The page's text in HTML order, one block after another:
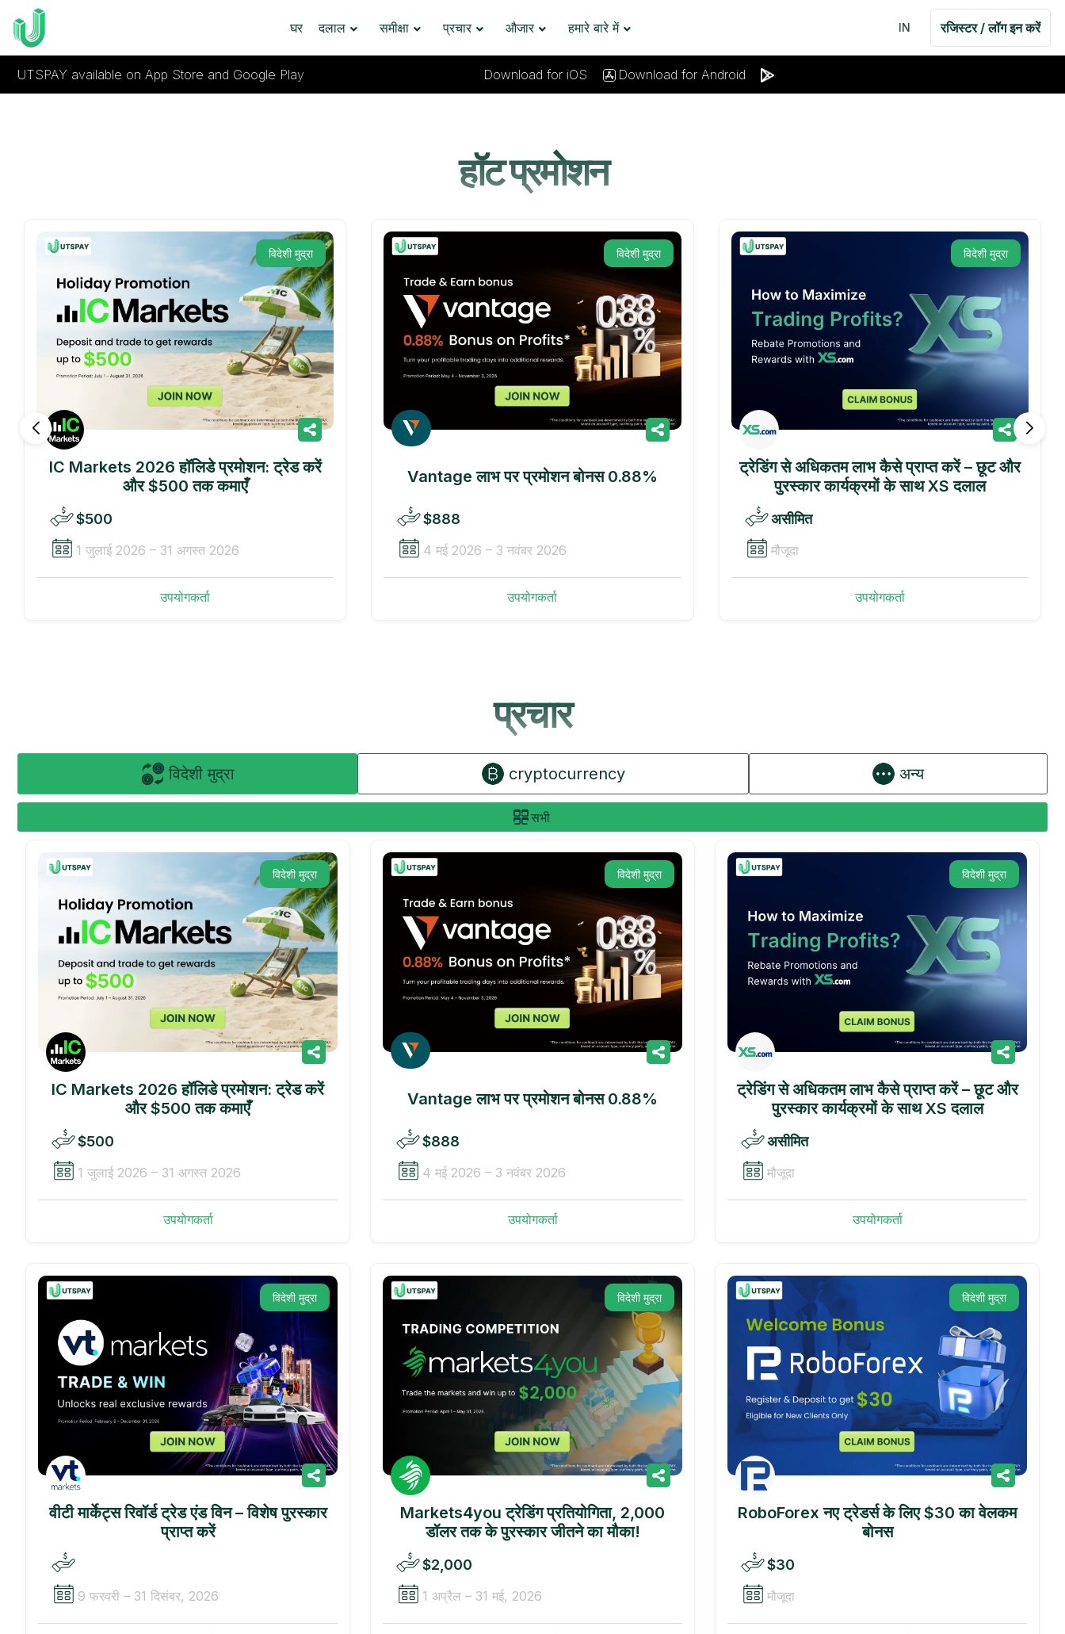
घर दलाल समीक्षा प्रचार औजार हमारे बारे में IN रजिस्टर / लॉग इन करें
UTSPAY available on App Store and Google Play Download for iOS Download for Android
हॉट प्रमोशन
विदेशी मुद्रा
IC Markets 2026 हॉलिडे प्रमोशन: ट्रेड करें
और $500 तक कमाएँ
$500
1 जुलाई 2026 – 31 अगस्त 2026
उपयोगकर्ता
विदेशी मुद्रा
Vantage लाभ पर प्रमोशन बोनस 0.88%
$888
4 मई 2026 – 3 नवंबर 2026
उपयोगकर्ता
विदेशी मुद्रा
ट्रेडिंग से अधिकतम लाभ कैसे प्राप्त करें – छूट और
पुरस्कार कार्यक्रमों के साथ XS दलाल
असीमित
मौजूदा
उपयोगकर्ता
प्रचार
विदेशी मुद्रा cryptocurrency अन्य
सभी
विदेशी मुद्रा
IC Markets 2026 हॉलिडे प्रमोशन: ट्रेड करें
और $500 तक कमाएँ
$500
1 जुलाई 2026 – 31 अगस्त 2026
उपयोगकर्ता
विदेशी मुद्रा
Vantage लाभ पर प्रमोशन बोनस 0.88%
$888
4 मई 2026 – 3 नवंबर 2026
उपयोगकर्ता
विदेशी मुद्रा
ट्रेडिंग से अधिकतम लाभ कैसे प्राप्त करें – छूट और
पुरस्कार कार्यक्रमों के साथ XS दलाल
असीमित
मौजूदा
उपयोगकर्ता
विदेशी मुद्रा
वीटी मार्केट्स रिवॉर्ड ट्रेड एंड विन – विशेष पुरस्कार
प्राप्त करें
9 फरवरी – 31 दिसंबर, 2026
विदेशी मुद्रा
Markets4you ट्रेडिंग प्रतियोगिता, 2,000
डॉलर तक के पुरस्कार जीतने का मौका!
$2,000
1 अप्रैल – 31 मई, 2026
विदेशी मुद्रा
RoboForex नए ट्रेडर्स के लिए $30 का वेलकम
बोनस
$30
मौजूदा